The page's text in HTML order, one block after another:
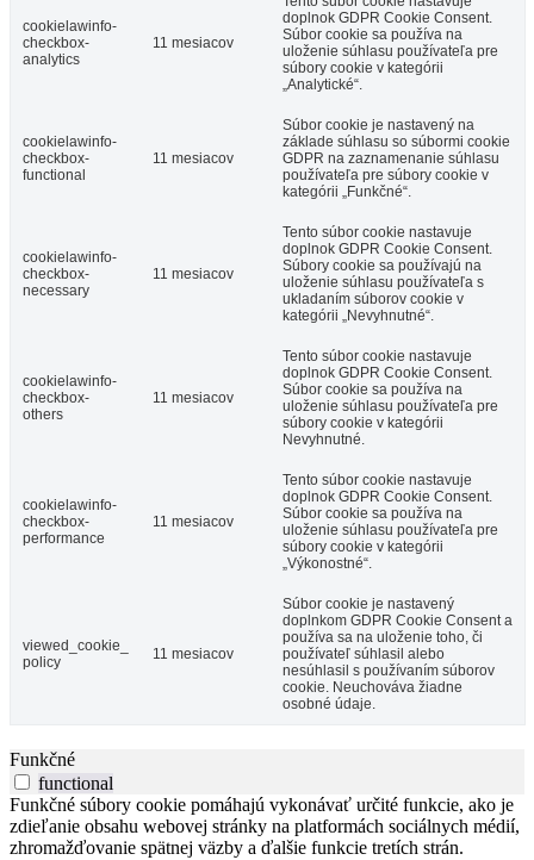
cookielawinfo-
checkbox-
analytics
11 mesiacov
doplnok GDPR Cookie Consent.
Súbor cookie sa používa na
uloženie súhlasu používateľa pre
súbory cookie v kategórii
„Analytické“.
cookielawinfo-
checkbox-
functional
11 mesiacov
Súbor cookie je nastavený na
základe súhlasu so súbormi cookie
GDPR na zaznamenanie súhlasu
používateľa pre súbory cookie v
kategórii „Funkčné“.
cookielawinfo-
checkbox-
necessary
11 mesiacov
Tento súbor cookie nastavuje
doplnok GDPR Cookie Consent.
Súbory cookie sa používajú na
uloženie súhlasu používateľa s
ukladaním súborov cookie v
kategórii „Nevyhnutné“.
cookielawinfo-
checkbox-
others
11 mesiacov
Tento súbor cookie nastavuje
doplnok GDPR Cookie Consent.
Súbor cookie sa používa na
uloženie súhlasu používateľa pre
súbory cookie v kategórii
Nevyhnutné.
cookielawinfo-
checkbox-
performance
11 mesiacov
Tento súbor cookie nastavuje
doplnok GDPR Cookie Consent.
Súbor cookie sa používa na
uloženie súhlasu používateľa pre
súbory cookie v kategórii
„Výkonostné“.
viewed_cookie_
policy
11 mesiacov
Súbor cookie je nastavený
doplnkom GDPR Cookie Consent a
používa sa na uloženie toho, či
používateľ súhlasil alebo
nesúhlasil s používaním súborov
cookie. Neuchováva žiadne
osobné údaje.
Funkčné
functional
Funkčné súbory cookie pomáhajú vykonávať určité funkcie, ako je
zdieľanie obsahu webovej stránky na platformách sociálnych médií,
zhromažďovanie spätnej väzby a ďalšie funkcie tretích strán.